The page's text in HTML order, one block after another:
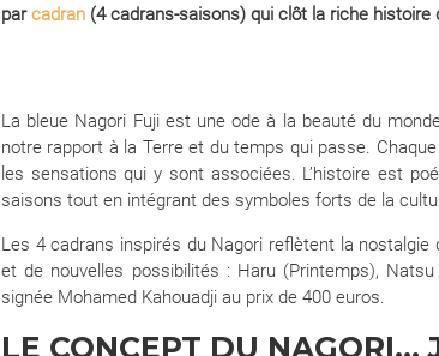
parcadran (4 cadrans-saisons) qui clôt la riche
La bleue Nagori Fuji est une ode à la beauté du
notre rapport à la Terre et du temps qui passe.
les sensations qui y sont associées. L’histoire est
saisons tout en intégrant des symboles forts de la
Les 4 cadrans inspirés du Nagori reflètent la nostalgie
et de nouvelles possibilités : Haru (Printemps),
signée Mohamed Kahouadji au prix de 400 euros.
LE CONCEPT DU NAGORI…